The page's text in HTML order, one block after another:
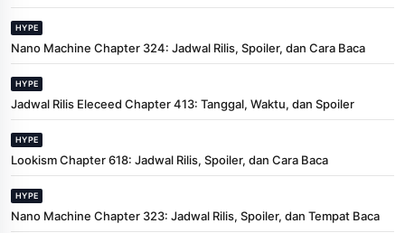
HYPE
Nano Machine Chapter 324: Jadwal Rilis, Spoiler, dan Cara Baca
HYPE
Jadwal Rilis Eleceed Chapter 413: Tanggal, Waktu, dan Spoiler
HYPE
Lookism Chapter 618: Jadwal Rilis, Spoiler, dan Cara Baca
HYPE
Nano Machine Chapter 323: Jadwal Rilis, Spoiler, dan Tempat Baca